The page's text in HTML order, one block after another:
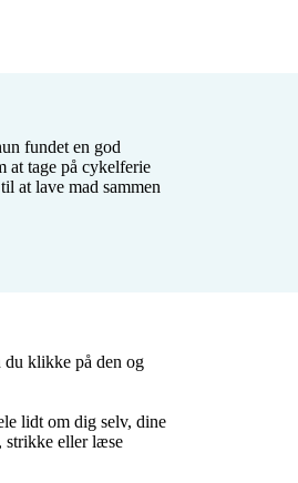
fundet en god
at tage på cykelferie
at lave mad sammen
du klikke på den og
lidt om dig selv, dine
strikke eller læse